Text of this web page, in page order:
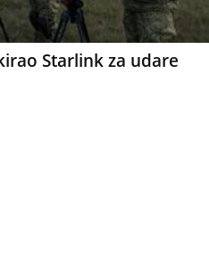
Starlink za udare